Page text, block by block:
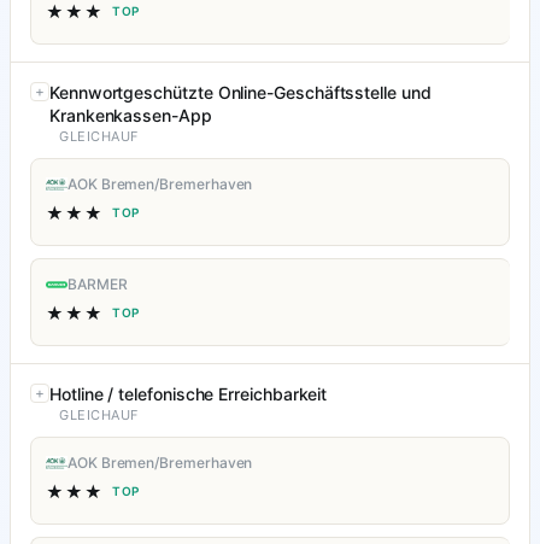
★★★ TOP
Kennwortgeschützte Online-Geschäftsstelle und
Krankenkassen-App
GLEICHAUF
AOK Bremen/Bremerhaven
★★★ TOP
BARMER
★★★ TOP
Hotline / telefonische Erreichbarkeit
GLEICHAUF
AOK Bremen/Bremerhaven
★★★ TOP